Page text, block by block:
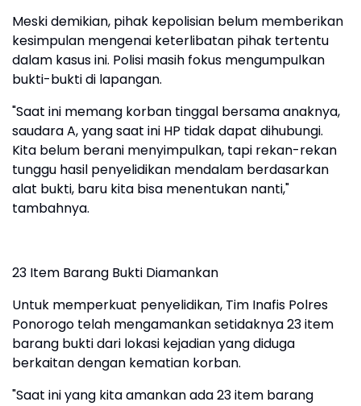
Meski demikian, pihak kepolisian belum memberikan
kesimpulan mengenai keterlibatan pihak tertentu
dalam kasus ini. Polisi masih fokus mengumpulkan
bukti-bukti di lapangan.
"Saat ini memang korban tinggal bersama anaknya,
saudara A, yang saat ini HP tidak dapat dihubungi.
Kita belum berani menyimpulkan, tapi rekan-rekan
tunggu hasil penyelidikan mendalam berdasarkan
alat bukti, baru kita bisa menentukan nanti,"
tambahnya.
23 Item Barang Bukti Diamankan
Untuk memperkuat penyelidikan, Tim Inafis Polres
Ponorogo telah mengamankan setidaknya 23 item
barang bukti dari lokasi kejadian yang diduga
berkaitan dengan kematian korban.
"Saat ini yang kita amankan ada 23 item barang